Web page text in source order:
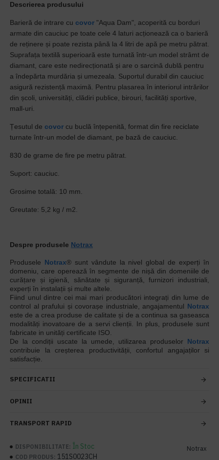
Descrierea produsului
Barieră de intrare cu covor "Aqua Dam", acoperită cu borduri
armate din cauciuc pe toate cele 4 laturi acționează ca o barieră
de reținere și poate rezista până la 4 litri de apă pe metru pătrat.
Suprafața textilă superioară este turnată într-un model strâmt de
diamant, care este nedirecționată și are o sarcină dublă pentru
a îndepărta murdăria și umezeala. Suportul durabil din cauciuc
asigură rezistență maximă. Pentru plasarea în interiorul intrărilor
din școli, universități, clădiri publice, birouri, facilități sportive,
mall-uri.
Țesutul de covor cu buclă înțepenită, format din fire reciclate
turnate într-un model de diamant, pe bază de cauciuc.
830 de grame de fire pe metru pătrat.
Suport: cauciuc.
Grosime totală: 10 mm.
Greutate: 5,2 kg / m2.
Despre produsele Notrax
Produsele Notrax® sunt vândute la nivel global de experți în
domeniu, care operează în segmente de nișă din domeniile de
curățare și igienă, sănătate și siguranță, furnizori industriali,
experți în instalații și multe altele.
Fiind unul dintre cei mai mari producători integrați din lume de
control al prafului și covorașe industriale, angajamentul Notrax
este de a crea produse de calitate și de a continua sa gaseasca
modalități inovatoare de a servi clienții. In plus, produsele sunt
fabricate in unități certificate ISO.
De la condiții uscate la umede, utilizarea produselor Notrax
contribuie la creșterea productivității, confortul angajaților si
satisfacție.
SPECIFICATII
OPINII
TRANSPORT RAPID
DISPONIBILITATE: În Stoc
COD PRODUS: 151S0023CH
Notrax